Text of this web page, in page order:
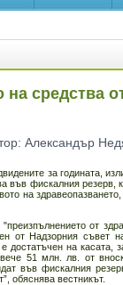
на средства
Александър
за годината,
във фискалния резерв,
на
от
от Надзорния съвет
достатъчен на касата,
51 млн. лв. от
във фискалния
обяснява вестникът.